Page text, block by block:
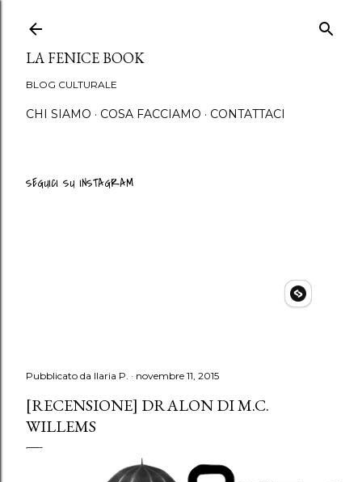
Passa ai contenuti principali
LA FENICE BOOK
BLOG CULTURALE
CHI SIAMO COSA FACCIAMO CONTATTACI
SEGUICI SU INSTAGRAM
Pubblicato da Ilaria P. novembre 11, 2015
[RECENSIONE] DRALON DI M.C.
WILLEMS